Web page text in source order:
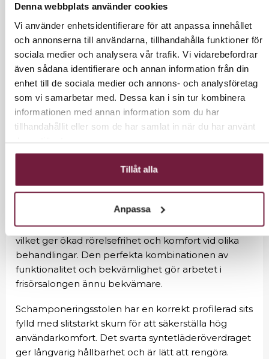
Denna webbplats använder cookies
Vi använder enhetsidentifierare för att anpassa innehållet
och annonserna till användarna, tillhandahålla funktioner för
sociala medier och analysera vår trafik. Vi vidarebefordrar
även sådana identifierare och annan information från din
enhet till de sociala medier och annons- och analysföretag
som vi samarbetar med. Dessa kan i sin tur kombinera
informationen med annan information som du har
tillhandahållit eller som de har samlat in när du har använt
Tillåt alla
Anpassa
hållbart, motståndskraftigt mot fläckar och repor
samt enkelt att rengöra. En korrekt profilerad krage
ger stöd och komfort vid hårtvätt, och tack vare det
bekväma plastöverdraget känner sig kunden inte
obehag av den kalla keramiska ytan.
Stolen är utrustad med en kran och blandare för
tillgång till varmt och kallt vatten, vilket möjliggör
anpassning av temperaturen efter kundens
duschmunstycket gör arbetet smidigare, medan en
plugg med speciell sil låter dig kontrollera
vattenflödet och upprätthålla hög hygienstandard.
Vattenanslutningen är diskret placerad inuti basen
för enkel installation och döljer rör. Stolen är
utformad för att även kunna användas sittande,
vilket ger ökad rörelsefrihet och komfort vid olika
behandlingar. Den perfekta kombinationen av
funktionalitet och bekvämlighet gör arbetet i
frisörsalongen ännu bekvämare.
Schamponeringsstolen har en korrekt profilerad sits
fylld med slitstarkt skum för att säkerställa hög
användarkomfort. Det svarta syntetläderöverdraget
ger långvarig hållbarhet och är lätt att rengöra.